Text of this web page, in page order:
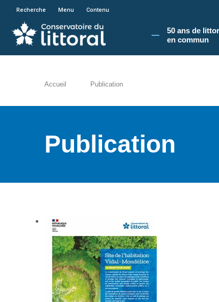
En poursuivant votre navigation sur le
Recherche Menu Contenu
50 ans de
en commun​
Accueil Publication
Publication